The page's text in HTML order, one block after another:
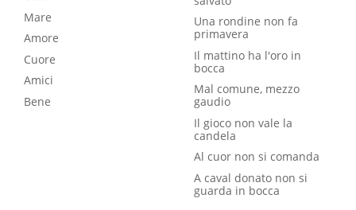
Mare
Amore
Cuore
Amici
Bene
Una rondine non fa
primavera
Il mattino ha l'oro in
bocca
Mal comune, mezzo
gaudio
Il gioco non vale la
candela
Al cuor non si comanda
A caval donato non si
guarda in bocca